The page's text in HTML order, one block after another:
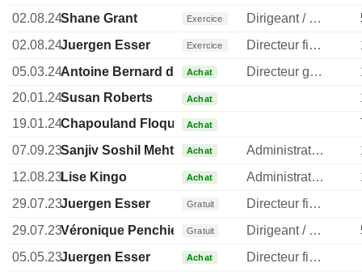
02.08.24Shane Grant Exercice Dirigeant / cadre principal
02.08.24Juergen Esser Exercice Directeur financier
05.03.24Antoine Bernard de Saint-Affrique
Achat Directeur general
20.01.24Susan Roberts Achat
19.01.24Chapouland Floquet Achat
07.09.23Sanjiv Soshil Mehta Achat Administrateur
12.08.23Lise Kingo Achat Administrateur
29.07.23Juergen Esser Gratuit
Directeur financier
29.07.23Véronique Penchienati-Bosetta
Gratuit Dirigeant / cadre principal
05.05.23Juergen Esser Achat
Directeur financier